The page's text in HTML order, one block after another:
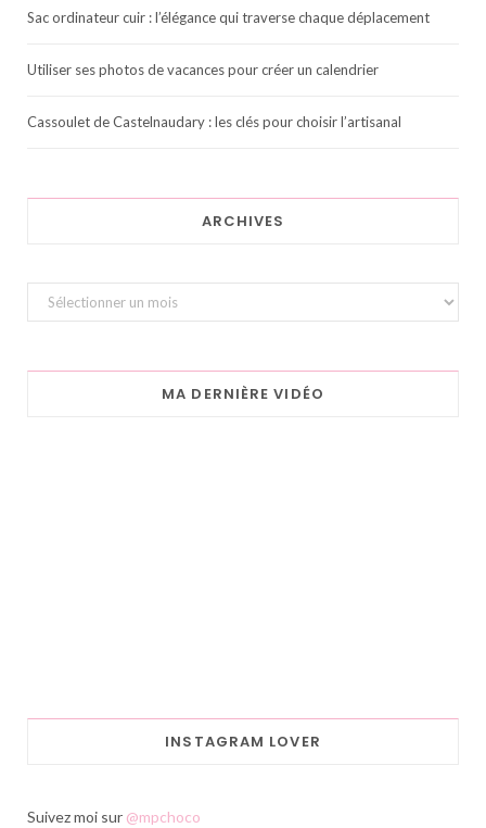
Sac ordinateur cuir : l’élégance qui traverse chaque déplacement
Utiliser ses photos de vacances pour créer un calendrier
Cassoulet de Castelnaudary : les clés pour choisir l’artisanal
ARCHIVES
Archives
MA DERNIÈRE VIDÉO
INSTAGRAM LOVER
Suivez moi sur @mpchoco